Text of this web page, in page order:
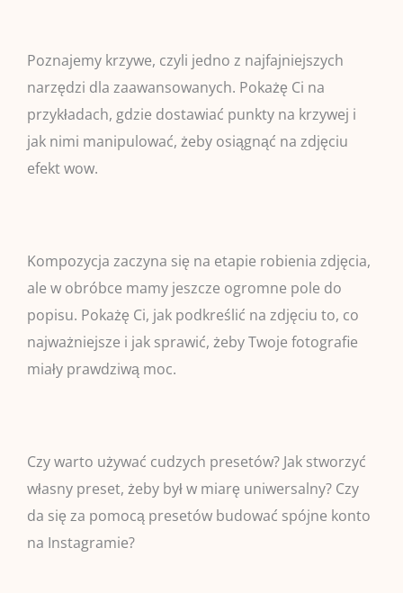
Poznajemy krzywe, czyli jedno z najfajniejszych
narzędzi dla zaawansowanych. Pokażę Ci na
przykładach, gdzie dostawiać punkty na krzywej i
jak nimi manipulować, żeby osiągnąć na zdjęciu
efekt wow.
Kompozycja zaczyna się na etapie robienia zdjęcia,
ale w obróbce mamy jeszcze ogromne pole do
popisu. Pokażę Ci, jak podkreślić na zdjęciu to, co
najważniejsze i jak sprawić, żeby Twoje fotografie
miały prawdziwą moc.
Czy warto używać cudzych presetów? Jak stworzyć
własny preset, żeby był w miarę uniwersalny? Czy
da się za pomocą presetów budować spójne konto
na Instagramie?